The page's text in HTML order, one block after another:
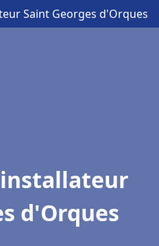
Saint Georges d'Orques
d'Orques